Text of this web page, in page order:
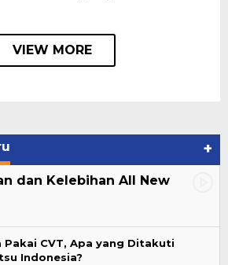
VIEW MORE
+
dan Kelebihan All New
Pakai CVT, Apa yang Ditakuti
Indonesia?